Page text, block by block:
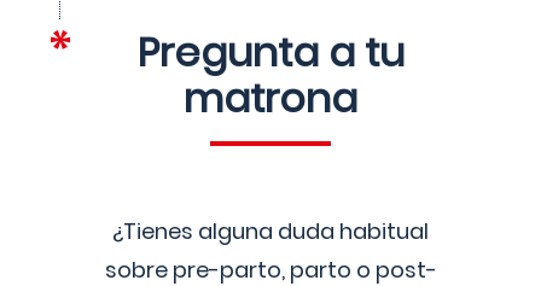
Pregunta a tu
matrona
¿Tienes alguna duda habitual
sobre pre-parto, parto o post-